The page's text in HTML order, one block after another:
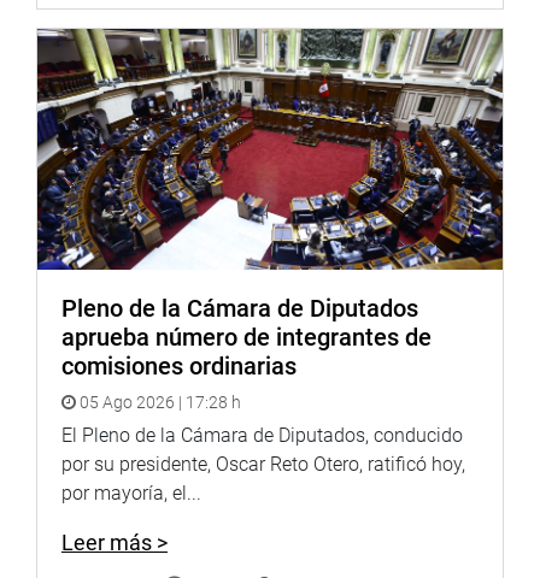
En tanto, la Comisión de Inteligencia estará conformada
por siete integrantes: Fuerza Popular (9); Peruanos por el
Kambio (1); Frente Amplio (1); y Alianza Para el Progreso
(1).
Por otro lado, el Pleno también aprobó el número de
integrantes de la Comisión Permanente que estará
conformada por 22 legisladores: Fuerza Popular (13);
Peruanos por el Kambio (3); Frente Amplio (2); Alianza
Para el Progreso (2); Célula Parlamentaria Aprista (1); y
Acción Popular (1). (JARVI)
PRENSA-CONGRESO
Pleno de la Cámara de Diputados
aprueba número de integrantes de
comisiones ordinarias
05 Ago 2026 | 17:28 h
El Pleno de la Cámara de Diputados, conducido
por su presidente, Oscar Reto Otero, ratificó hoy,
por mayoría, el...
Leer más >